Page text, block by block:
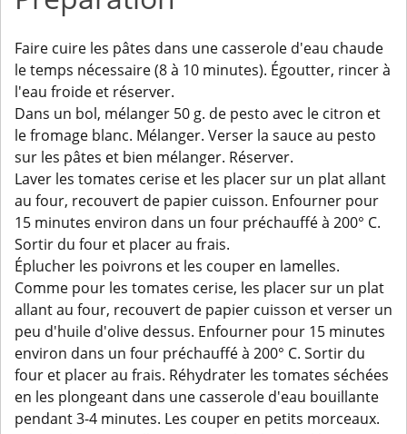
Faire cuire les pâtes dans une casserole d'eau chaude
le temps nécessaire (8 à 10 minutes). Égoutter, rincer à
l'eau froide et réserver.
Dans un bol, mélanger 50 g. de pesto avec le citron et
le fromage blanc. Mélanger. Verser la sauce au pesto
sur les pâtes et bien mélanger. Réserver.
Laver les tomates cerise et les placer sur un plat allant
au four, recouvert de papier cuisson. Enfourner pour
15 minutes environ dans un four préchauffé à 200° C.
Sortir du four et placer au frais.
Éplucher les poivrons et les couper en lamelles.
Comme pour les tomates cerise, les placer sur un plat
allant au four, recouvert de papier cuisson et verser un
peu d'huile d'olive dessus. Enfourner pour 15 minutes
environ dans un four préchauffé à 200° C. Sortir du
four et placer au frais. Réhydrater les tomates séchées
en les plongeant dans une casserole d'eau bouillante
pendant 3-4 minutes. Les couper en petits morceaux.